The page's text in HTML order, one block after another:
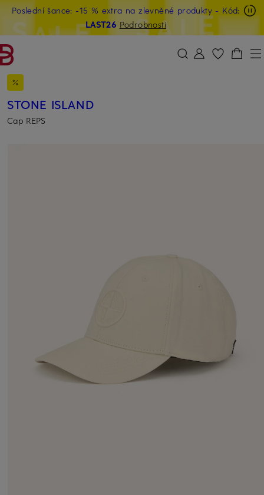
PŘEJÍT NA HLAVNÍ OBSAH PŘESKOČIT NA VYHLEDÁVÁNÍ
Poslední šance: -15 % extra na zlevněné produkty - Kód:
LAST26 Podrobnosti
STONE ISLAND
Cap REPS